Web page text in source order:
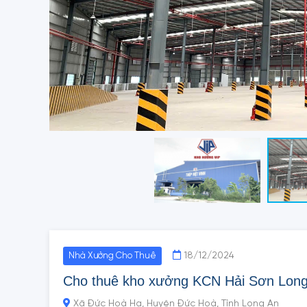
Nhà Xưởng Cho Thuê 18/12/2024
Cho thuê kho xưởng KCN Hải Sơn
Xã Đức Hoà Hạ, Huyện Đức Hoà, Tỉnh Long An